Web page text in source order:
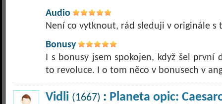
Audio
Není co vytknout, rád sleduji v originále s
Bonusy
I s bonusy jsem spokojen, když šel první
to revoluce. I o tom něco v bonusech v
Vidli (1667) : Planeta opic: